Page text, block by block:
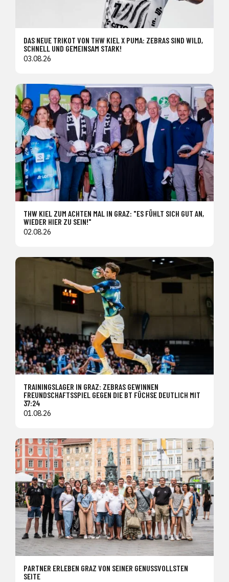
DAS NEUE TRIKOT VON THW KIEL X PUMA: ZEBRAS SIND WILD,
SCHNELL UND GEMEINSAM STARK!
03.08.26
THW KIEL ZUM ACHTEN MAL IN GRAZ: "ES FÜHLT SICH GUT AN,
WIEDER HIER ZU SEIN!"
02.08.26
TRAININGSLAGER IN GRAZ: ZEBRAS GEWINNEN
FREUNDSCHAFTSSPIEL GEGEN DIE BT FÜCHSE DEUTLICH MIT
37:24
01.08.26
PARTNER ERLEBEN GRAZ VON SEINER GENUSSVOLLSTEN
SEITE